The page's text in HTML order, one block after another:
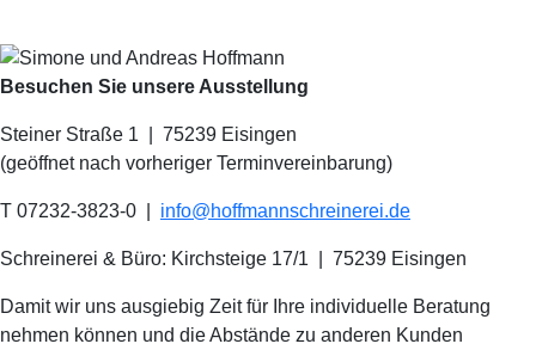
Besuchen Sie unsere Ausstellung
Steiner Straße 1 | 75239 Eisingen
(geöffnet nach vorheriger Terminvereinbarung)
T 07232-3823-0 info@hoffmannschreinerei.de
Schreinerei & Büro: Kirchsteige 17/1 75239 Eisingen
Damit wir uns ausgiebig Zeit für Ihre individuelle Beratung
nehmen können und die Abstände zu anderen Kunden